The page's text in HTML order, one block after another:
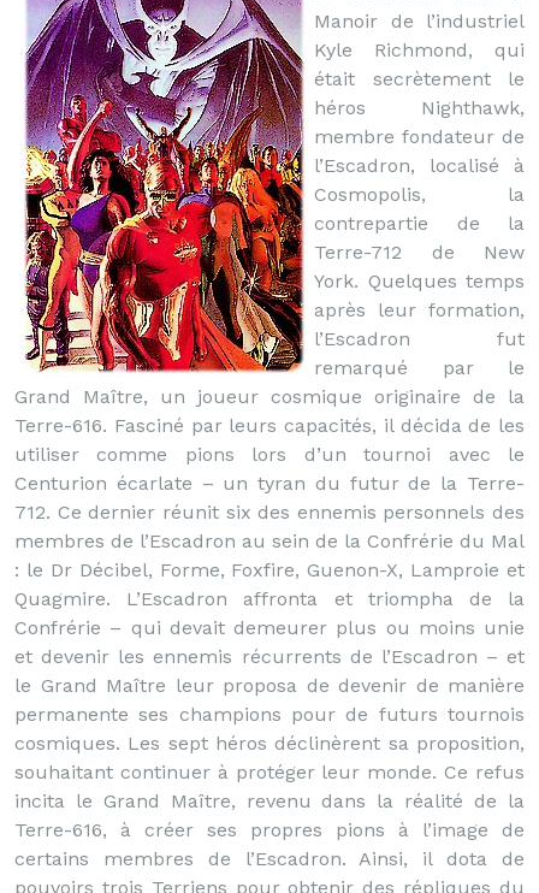
Manoir de l’industriel
Kyle Richmond, qui
était secrètement le
héros Nighthawk,
membre fondateur de
l’Escadron, localisé à
Cosmopolis, la
contrepartie de la
Terre-712 de New
York. Quelques temps
après leur formation,
l’Escadron fut
remarqué par le
Grand Maître, un joueur cosmique originaire de la
Terre-616. Fasciné par leurs capacités, il décida de les
utiliser comme pions lors d’un tournoi avec le
Centurion écarlate – un tyran du futur de la Terre-
712. Ce dernier réunit six des ennemis personnels des
membres de l’Escadron au sein de la Confrérie du Mal
: le Dr Décibel, Forme, Foxfire, Guenon-X, Lamproie et
Quagmire. L’Escadron affronta et triompha de la
Confrérie – qui devait demeurer plus ou moins unie
et devenir les ennemis récurrents de l’Escadron – et
le Grand Maître leur proposa de devenir de manière
permanente ses champions pour de futurs tournois
cosmiques. Les sept héros déclinèrent sa proposition,
souhaitant continuer à protéger leur monde. Ce refus
incita le Grand Maître, revenu dans la réalité de la
Terre-616, à créer ses propres pions à l’image de
certains membres de l’Escadron. Ainsi, il dota de
pouvoirs trois Terriens pour obtenir des répliques du